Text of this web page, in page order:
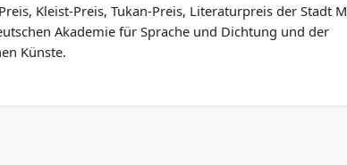
Kleist-Preis, Tukan-Preis, Literaturpreis der Stadt
Akademie für Sprache und Dichtung und der
Künste.